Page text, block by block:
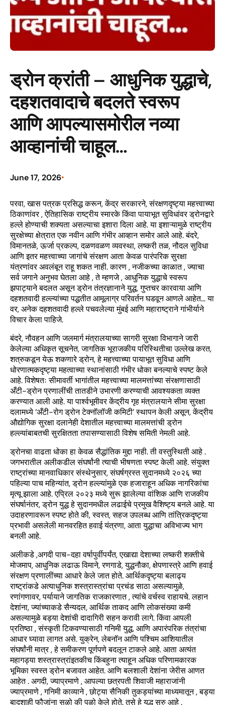
ड्रोन क्रांती – आधुनिक युद्धाचे,
दहशतवादाचे बदलते स्वरूप
आणि आपल्यासमोरील नव्या
आव्हानांची चाहूल…
June 17, 2026•
परवा, खास पत्रक प्रसिद्ध करून, केंद्र सरकारने, संरक्षणदृष्ट्या महत्त्वाच्या
ठिकाणांवर , ऐतिहासिक राष्ट्रीय स्मारके किंवा पायाभूत सुविधांवर ड्रोनद्वारे
हल्ले होण्याची शक्यता असल्याचा इशारा दिला आहे. या इशाऱ्यामुळे राष्ट्रीय
सुरक्षेच्या क्षेत्रात एक नवीन आणि गंभीर आव्हान समोर आले आहे. बंदरे,
विमानतळे, ऊर्जा प्रकल्प, दळणवळण व्यवस्था, लष्करी तळ, नौदल सुविधा
आणि इतर महत्त्वाच्या जागांचे संरक्षण आता केवळ पारंपरिक सुरक्षा
यंत्रणांवर अवलंबून राहू शकत नाही. कारण , नजीकच्या काळात , ज्याचा
सर्व जगाने अनुभव घेतला आहे , ते म्हणजे , आधुनिक युद्धाचे स्वरूप
झपाट्याने बदलत असून ड्रोन तंत्रज्ञानाने युद्ध, गुप्तचर कारवाया आणि
दहशतवादी हल्ल्यांच्या पद्धतीत आमूलाग्र परिवर्तन घडवून आणले आहेत… या
वर, अनेक दहशतवादी हल्ले पचवलेल्या मुंबई आणि महाराष्ट्राने गांभीर्याने
विचार केला पाहिजे.
बंदरे, नौवहन आणि जलमार्ग मंत्रालयाच्या सागरी सुरक्षा विभागाने जारी
केलेल्या अधिकृत सूचनेत, जागतिक भूराजकीय परिस्थितीचा उल्लेख करत,
शत्रुकडून येऊ शकणारे ड्रोन, हे महत्त्वाच्या पायाभूत सुविधा आणि
धोरणात्मकदृष्ट्या महत्वाच्या स्थानांसाठी गंभीर धोका बनल्याचे स्पष्ट केले
आहे. विशेषतः सीमावर्ती भागांतील महत्त्वाच्या मालमत्तांच्या संरक्षणासाठी
अँटी-ड्रोन प्रणालींची तातडीने उभारणी करण्याची आवश्यकता व्यक्त
करण्यात आली आहे. या पार्श्वभूमीवर केंद्रीय गृह मंत्रालयाने सीमा सुरक्षा
दलामध्ये ‘अँटी-रोग ड्रोन टेक्नॉलॉजी कमिटी’ स्थापन केली असून, केंद्रीय
औद्योगिक सुरक्षा दलानेही देशातील महत्त्वाच्या मालमत्तांची ड्रोन
हल्ल्यांबाबतची सुरक्षितता तपासण्यासाठी विशेष समिती नेमली आहे.
ड्रोनचा वाढता धोका हा केवळ सैद्धांतिक मुद्दा नाही. ती वस्तुस्थिती आहे .
जगभरातील अलीकडील संघर्षांनी त्याची भीषणता स्पष्ट केली आहे. संयुक्त
राष्ट्रांच्या मानवाधिकार संस्थेनुसार, संघर्षग्रस्त सुदानमध्ये २०२६ च्या
पहिल्या पाच महिन्यांत, ड्रोन हल्ल्यांमुळे एक हजाराहून अधिक नागरिकांचा
मृत्यू झाला आहे. एप्रिल २०२३ मध्ये सुरू झालेल्या वांशिक आणि राजकीय
संघर्षानंतर, ड्रोन युद्ध हे सुदानमधील लढाईचे प्रमुख वैशिष्ट्य बनले आहे. या
उदाहरणावरून स्पष्ट होते की, स्वस्त, सहज उपलब्ध आणि तांत्रिकदृष्ट्या
प्रभावी असलेली मानवरहित हवाई यंत्रणा, आता युद्धाचा अविभाज्य भाग
बनली आहे.
अलीकडे ,अगदी पाच-दहा वर्षापुर्वीपर्यंत, एखाद्या देशाच्या लष्करी शक्तीचे
मोजमाप, आधुनिक लढाऊ विमाने, रणगाडे, युद्धनौका, क्षेपणास्त्रे आणि हवाई
संरक्षण प्रणालींच्या आधारे केले जात होते. आर्थिकदृष्ट्या बलाढ्य
राष्ट्रांकडे अत्याधुनिक शस्त्रास्त्रांचा प्रचंड साठा असल्यामुळे,
रणांगणावर, पर्यायाने जागतिक राजकारणात , त्यांचे वर्चस्व राहायचे. लहान
देशांना, ज्यांच्याकडे सैन्यदल, आर्थिक ताकद आणि लोकसंख्या कमी
असल्यामुळे बड्या देशांची दादागिरी सहन करावी लागे. किंवा आपली
प्रतिष्ठा , संस्कृती टिकवण्यासाठी गनिमी युद्ध, आणि अपारंपरिक तंत्रांचा
आधार घ्यावा लागत असे. युक्रेन, लेबनॉन आणि पश्चिम आशियातील
संघर्षांनी मात्र , हे समीकरण पूर्णपणे बदलून टाकले आहे. आता अत्यंत
महागड्या शस्त्रास्त्रांइतकीच किंबहुना त्याहून अधिक परिणामकारक
भूमिका स्वस्त ड्रोन बजावत आहेत. आणि बलशाली देशांना जेरीस आणत
आहेत . अगदी, ज्याप्रमाणे , आपल्या छत्रपती शिवाजी महाराजांनी
ज्याप्रमाणे , गनिमी काव्याने , छोट्या सैनिकी तुकड्यांच्या माध्यमातून , बड्या
बादशाही फौजांना सळो की पळो केले होते. तसे हे युद्ध सुरु आहे .